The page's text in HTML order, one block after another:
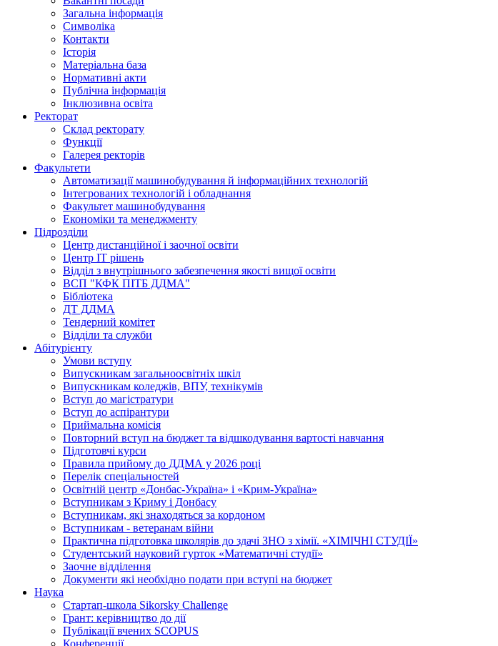
Загальна інформація
Символіка
Контакти
Історія
Матеріальна база
Нормативні акти
Публічна інформація
Інклюзивна освіта
Ректорат
Склад ректорату
Функції
Галерея ректорів
Факультети
Автоматизації машинобудування й інформаційних технологій
Інтегрованих технологій і обладнання
Факультет машинобудування
Економіки та менеджменту
Підрозділи
Центр дистанційної і заочної освіти
Центр ІТ рішень
Відділ з внутрішнього забезпечення якості вищої освіти
ВСП "КФК ПІТБ ДДМА"
Бібліотека
ДТ ДДМА
Тендерний комітет
Відділи та служби
Абітурієнту
Умови вступу
Випускникам загальноосвітніх шкіл
Випускникам коледжів, ВПУ, технікумів
Вступ до магістратури
Вступ до аспірантури
Приймальна комісія
Повторний вступ на бюджет та відшкодування вартості навчання
Підготовчі курси
Правила прийому до ДДМА у 2026 році
Перелік спеціальностей
Освітній центр «Донбас-Україна» і «Крим-Україна»
Вступникам з Криму і Донбасу
Вступникам, які знаходяться за кордоном
Вступникам - ветеранам війни
Практична підготовка школярів до здачі ЗНО з хімії. «ХІМІЧНІ СТУДІЇ»
Студентський науковий гурток «Математичні студії»
Заочне відділення
Документи які необхідно подати при вступі на бюджет
Наука
Стартап-школа Sikorsky Challenge
Грант: керівництво до дії
Публікації вчених SCOPUS
Конференції